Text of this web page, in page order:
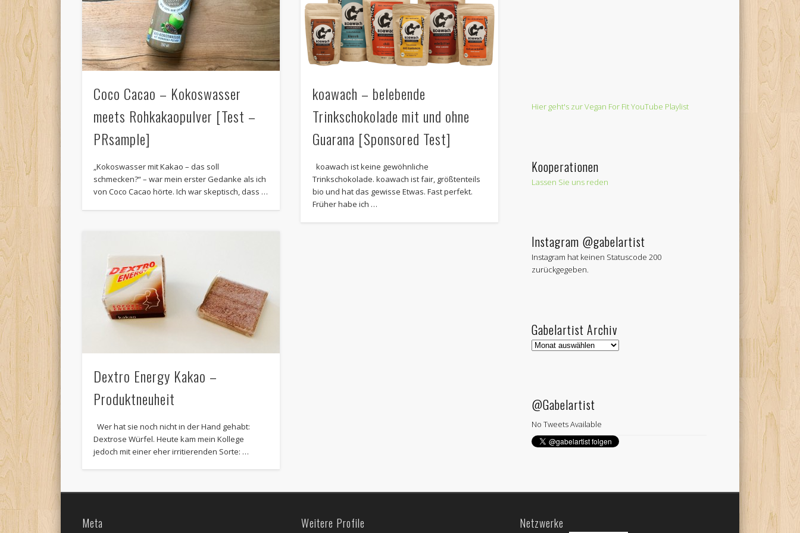
Coco Cacao – Kokoswasser
meets Rohkakaopulver [Test –
PRsample]
„Kokoswasser mit Kakao – das soll
schmecken?“ – war mein erster Gedanke als ich
von Coco Cacao hörte. Ich war skeptisch, dass …
koawach – belebende
Trinkschokolade mit und ohne
Guarana [Sponsored Test]
koawach ist keine gewöhnliche
Trinkschokolade. koawach ist fair, größtenteils
bio und hat das gewisse Etwas. Fast perfekt.
Früher habe ich …
Dextro Energy Kakao –
Produktneuheit
Wer hat sie noch nicht in der Hand gehabt:
Dextrose Würfel. Heute kam mein Kollege
jedoch mit einer eher irritierenden Sorte: …
Hier geht's zur Vegan For Fit YouTube Playlist
Kooperationen
Lassen Sie uns reden
Instagram @gabelartist
Instagram hat keinen Statuscode 200
zurückgegeben.
Gabelartist Archiv
Gabelartist
@Gabelartist
No Tweets Available
Meta Weitere Profile Netzwerke